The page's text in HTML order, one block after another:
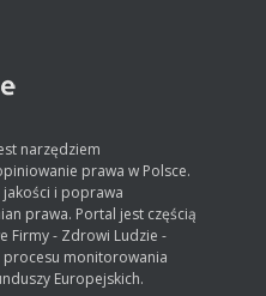
narzędziem
prawa w Polsce.
i poprawa
prawa. Portal jest częścią
Firmy - Zdrowi Ludzie -
monitorowania
Europejskich.